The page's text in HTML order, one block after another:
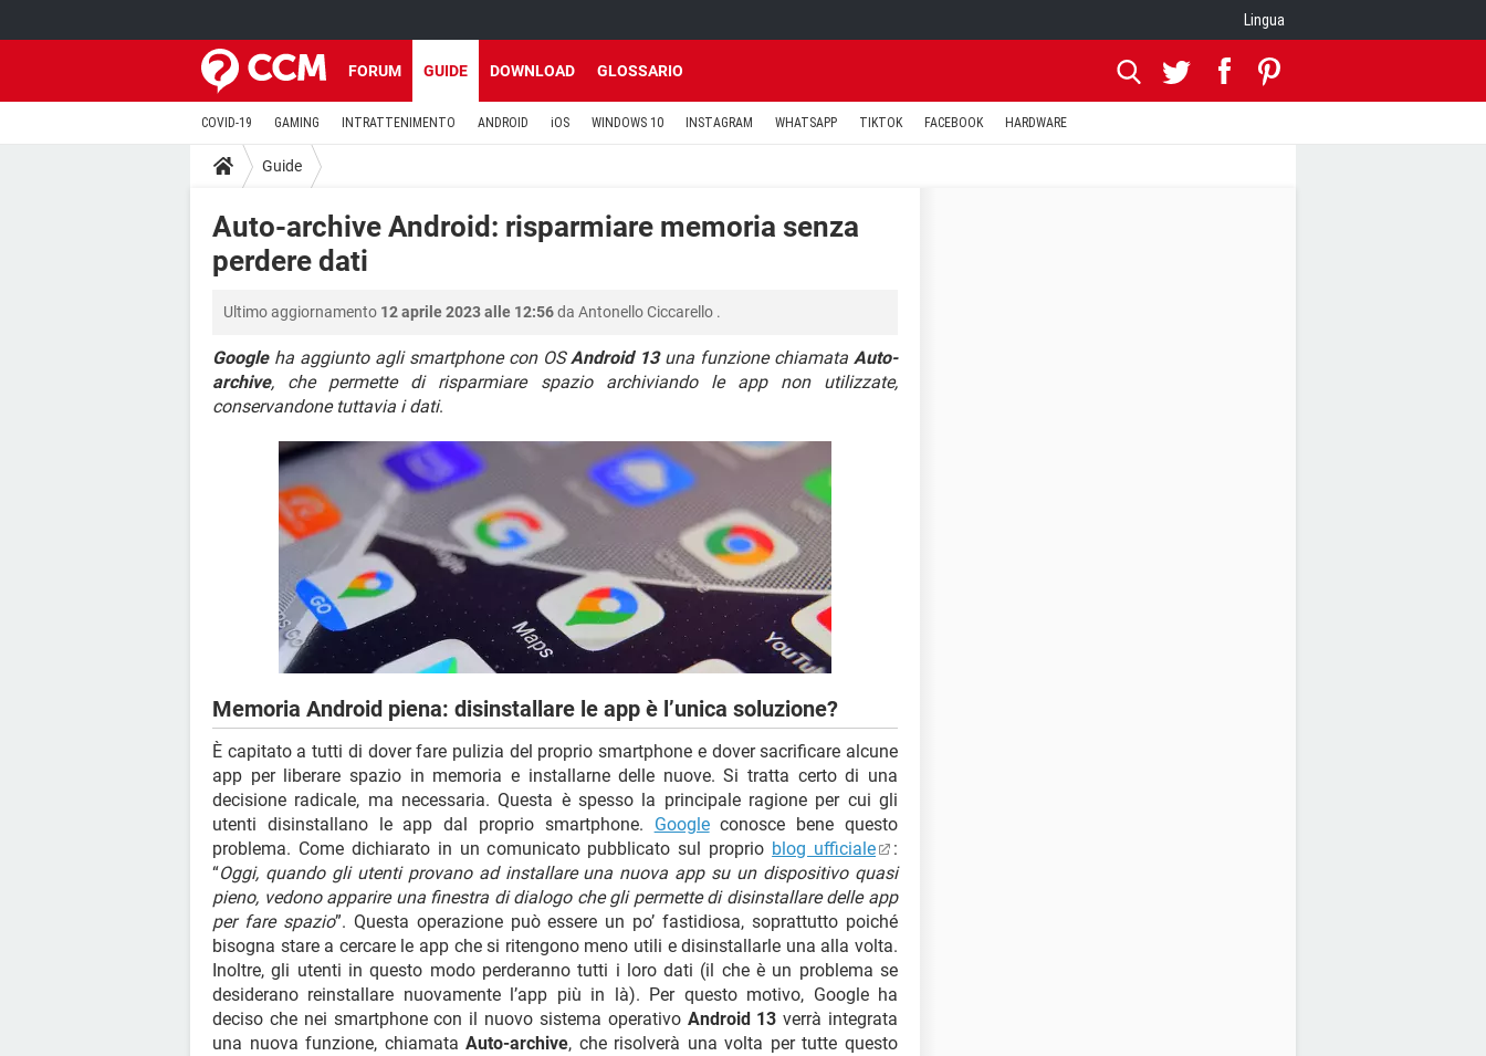
Lingua
FORUM GUIDE DOWNLOAD GLOSSARIO
COVID-19 GAMING INTRATTENIMENTO ANDROID iOS WINDOWS 10 INSTAGRAM WHATSAPP TIKTOK FACEBOOK HARDWARE
Guide
Auto-archive Android: risparmiare memoria senza
perdere dati
Ultimo aggiornamento 12 aprile 2023 alle 12:56da Antonello Ciccarello .
Googleha aggiunto agli smartphone con OSAndroid 13una funzione chiamata Auto-
archive, che permette di risparmiare spazio archiviando le app non utilizzate,
conservandone tuttavia i dati.
Memoria Android piena: disinstallare le app è l’unica soluzione?
È capitato a tutti di dover fare pulizia del proprio smartphone e dover sacrificare alcune
app per liberare spazio in memoria e installarne delle nuove. Si tratta certo di una
decisione radicale, ma necessaria. Questa è spesso la principale ragione per cui gli
utenti disinstallano le app dal proprio smartphone. Googleconosce bene questo
problema. Come dichiarato in un comunicato pubblicato sul proprio blog ufficiale
:
“Oggi, quando gli utenti provano ad installare una nuova app su un dispositivo quasi
pieno, vedono apparire una finestra di dialogo che gli permette di disinstallare delle app
per fare spazio”. Questa operazione può essere un po’ fastidiosa, soprattutto poiché
bisogna stare a cercare le app che si ritengono meno utili e disinstallarle una alla volta.
Inoltre, gli utenti in questo modo perderanno tutti i loro dati (il che è un problema se
desiderano reinstallare nuovamente l’app più in là). Per questo motivo, Google ha
deciso che nei smartphone con il nuovo sistema operativo Android 13 verrà integrata
una nuova funzione, chiamataAuto-archive, che risolverà una volta per tutte questo